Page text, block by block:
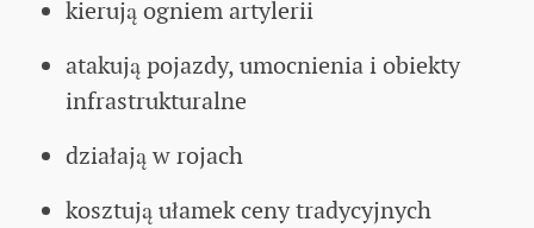
kierują ogniem artylerii
atakują pojazdy, umocnienia i obiekty
infrastrukturalne
działają w rojach
kosztują ułamek ceny tradycyjnych